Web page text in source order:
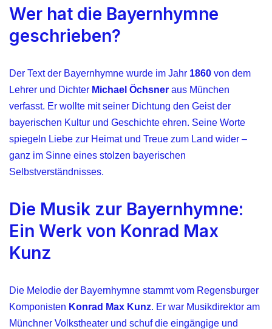
Wer hat die Bayernhymne
geschrieben?
Der Text der Bayernhymne wurde im Jahr 1860 von dem
Lehrer und Dichter Michael Öchsner aus München
verfasst. Er wollte mit seiner Dichtung den Geist der
bayerischen Kultur und Geschichte ehren. Seine Worte
spiegeln Liebe zur Heimat und Treue zum Land wider –
ganz im Sinne eines stolzen bayerischen
Selbstverständnisses.
Die Musik zur Bayernhymne:
Ein Werk von Konrad Max
Kunz
Die Melodie der Bayernhymne stammt vom Regensburger
Komponisten Konrad Max Kunz. Er war Musikdirektor am
Münchner Volkstheater und schuf die eingängige und